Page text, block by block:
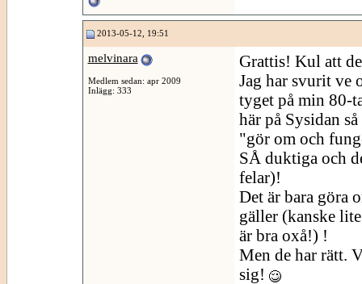
2013-05-12, 19:51
melvinara
Medlem sedan: apr 2009
Inlägg: 333
Grattis! Kul att
Jag har svurit ve
tyget på min 80-
här på Sysidan
"gör om och
SÅ duktiga och
felar)!
Det är bara göra
gäller (kanske
är bra oxå!) !
Men de har rätt.
sig!